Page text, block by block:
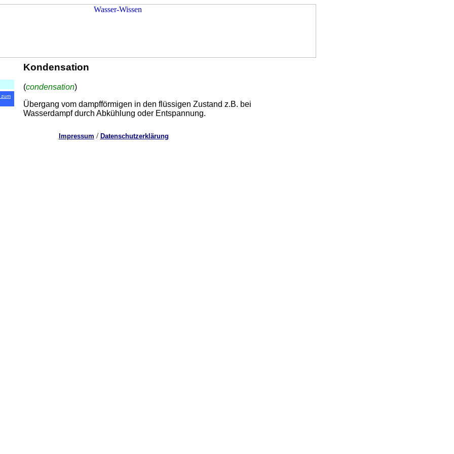
zum
Kondensation
(condensation)
Übergang vom dampfförmigen in den flüssigen Zustand z.B. bei
Wasserdampf durch Abkühlung oder Entspannung.
Impressum / Datenschutzerklärung